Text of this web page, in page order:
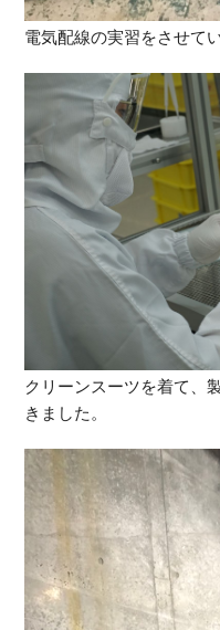
電気配線の実習をさせて
クリーンスーツを着て、
きました。